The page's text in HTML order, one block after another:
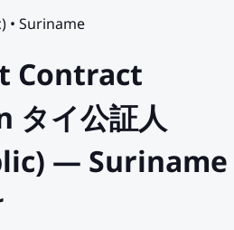
• Suriname
Contract
イ公証人
— Suriname